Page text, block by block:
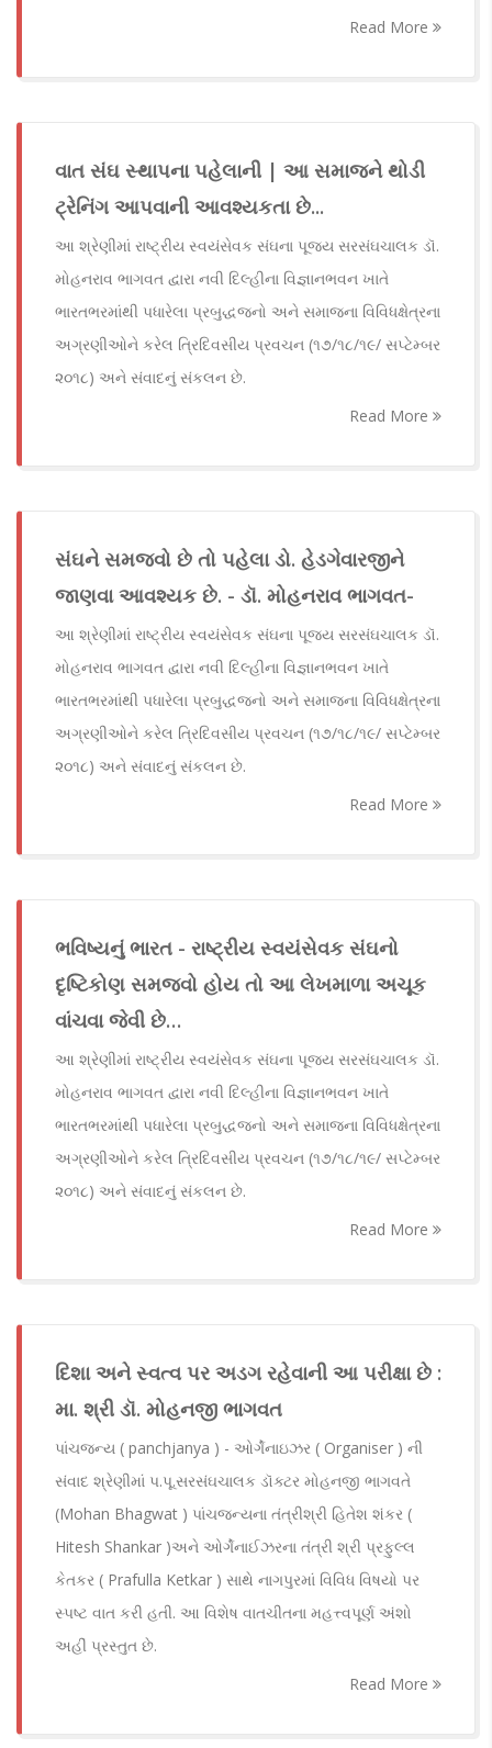
Read More
વાત સંઘ સ્થાપના પહેલાની | આ સમાજને થોડી
ટ્રેનિંગ આપવાની આવશ્યકતા છે...
આ શ્રેણીમાં રાષ્ટ્રીય સ્વયંસેવક સંઘના પૂજ્ય સરસંઘચાલક ડૉ.
મોહનરાવ ભાગવત દ્વારા નવી દિલ્હીના વિજ્ઞાનભવન ખાતે
ભારતભરમાંથી પધારેલા પ્રબુદ્ધજનો અને સમાજના વિવિધક્ષેત્રના
અગ્રણીઓને કરેલ ત્રિદિવસીય પ્રવચન (૧૭/૧૮/૧૯/ સપ્ટેમ્બર
૨૦૧૮) અને સંવાદનું સંકલન છે.
Read More
સંઘને સમજવો છે તો પહેલા ડો. હેડગેવારજીને
જાણવા આવશ્યક છે. - ડૉ. મોહનરાવ ભાગવત-
આ શ્રેણીમાં રાષ્ટ્રીય સ્વયંસેવક સંઘના પૂજ્ય સરસંઘચાલક ડૉ.
મોહનરાવ ભાગવત દ્વારા નવી દિલ્હીના વિજ્ઞાનભવન ખાતે
ભારતભરમાંથી પધારેલા પ્રબુદ્ધજનો અને સમાજના વિવિધક્ષેત્રના
અગ્રણીઓને કરેલ ત્રિદિવસીય પ્રવચન (૧૭/૧૮/૧૯/ સપ્ટેમ્બર
૨૦૧૮) અને સંવાદનું સંકલન છે.
Read More
ભવિષ્યનું ભારત - રાષ્ટ્રીય સ્વયંસેવક સંઘનો
દૃષ્ટિકોણ સમજવો હોય તો આ લેખમાળા અચૂક
વાંચવા જેવી છે…
આ શ્રેણીમાં રાષ્ટ્રીય સ્વયંસેવક સંઘના પૂજ્ય સરસંઘચાલક ડૉ.
મોહનરાવ ભાગવત દ્વારા નવી દિલ્હીના વિજ્ઞાનભવન ખાતે
ભારતભરમાંથી પધારેલા પ્રબુદ્ધજનો અને સમાજના વિવિધક્ષેત્રના
અગ્રણીઓને કરેલ ત્રિદિવસીય પ્રવચન (૧૭/૧૮/૧૯/ સપ્ટેમ્બર
૨૦૧૮) અને સંવાદનું સંકલન છે.
Read More
દિશા અને સ્વત્વ પર અડગ રહેવાની આ પરીક્ષા છે :
મા. શ્રી ડૉ. મોહનજી ભાગવત
પાંચજન્ય ( panchjanya ) - ઓર્ગેનાઇઝર ( Organiser ) ની
સંવાદ શ્રેણીમાં પ.પૂ.સરસંઘચાલક ડૉક્ટર મોહનજી ભાગવતે
(Mohan Bhagwat ) પાંચજન્યના તંત્રીશ્રી હિતેશ શંકર (
Hitesh Shankar )અને ઓર્ગેનાઈઝરના તંત્રી શ્રી પ્રફુલ્લ
કેતકર ( Prafulla Ketkar ) સાથે નાગપુરમાં વિવિધ વિષયો પર
સ્પષ્ટ વાત કરી હતી. આ વિશેષ વાતચીતના મહત્ત્વપૂર્ણ અંશો
અહીં પ્રસ્તુત છે.
Read More